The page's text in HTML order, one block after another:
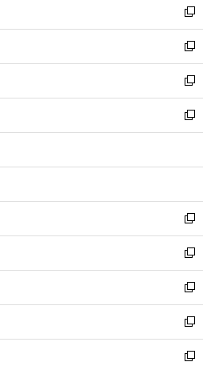
く
で
開
く
ド
ウ
で
開
く
ィ
ン
ド
ウ
で
開
く
い
ウ
ィ
ン
ド
ウ
で
開
新
し
い
ウ
ィ
ン
ド
ウ
開
新
し
い
ウ
ィ
ン
ウ
開
く
新
し
い
ウ
ン
ウ
で
開
く
新
し
ウ
ン
ド
ウ
で
開
く
新
し
い
ウ
ィ
ン
ド
ウ
で
新
し
い
ウ
ィ
ン
ド
新
し
い
ウ
ィ
新
し
い
新